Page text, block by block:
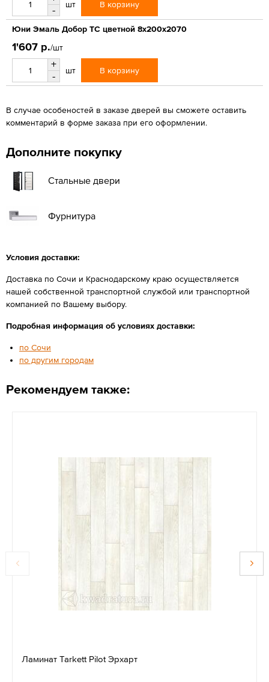
-
шт В корзину
Юни Эмаль Добор ТС цветной 8x200x2070
1'607 р./шт
+
-
шт В корзину
В случае особеностей в заказе дверей вы сможете оставить
комментарий в форме заказа при его оформлении.
Дополните покупку
Стальные двери
Фурнитура
Условия доставки:
Доставка по Сочи и Краснодарскому краю осуществляется
нашей собственной транспортной службой или транспортной
компанией по Вашему выбору.
Подробная информация об условиях доставки:
по Сочи
по другим городам
Рекомендуем также:
Ламинат Tarkett Pilot Эрхарт